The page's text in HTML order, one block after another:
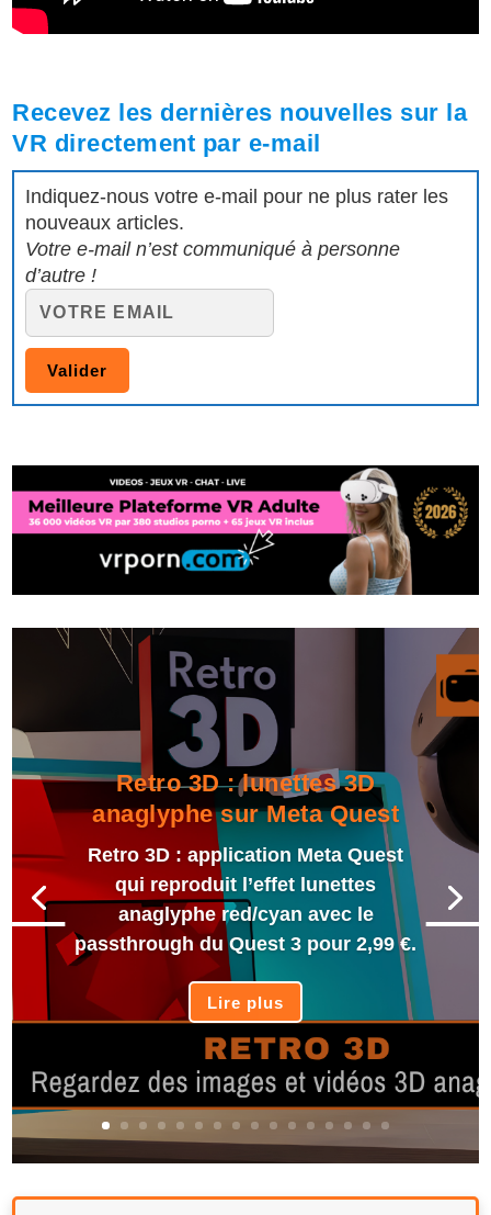
Recevez les dernières nouvelles sur la
VR directement par e-mail
Indiquez-nous votre e-mail pour ne plus rater les
nouveaux articles.
Votre e-mail n’est communiqué à personne
d’autre !
Retro 3D : lunettes 3D
anaglyphe sur Meta Quest
Retro 3D : application Meta Quest
qui reproduit l’effet lunettes
anaglyphe red/cyan avec le
passthrough du Quest 3 pour 2,99 €.
Lire plus